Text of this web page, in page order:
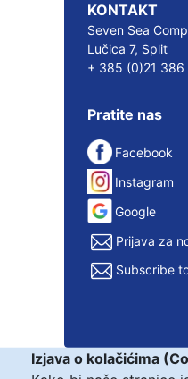
KONTAKT
Seven Sea
Lučica 7, Split
+ 385 (0)21 386
Pratite nas
Facebook
Instagram
Google
Prijava za
Subscribe
Izjava o kolačićima